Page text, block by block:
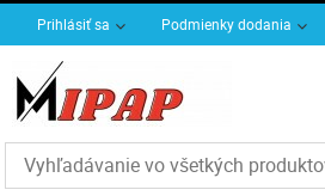
Prihlásiť sa Podmienky dodania